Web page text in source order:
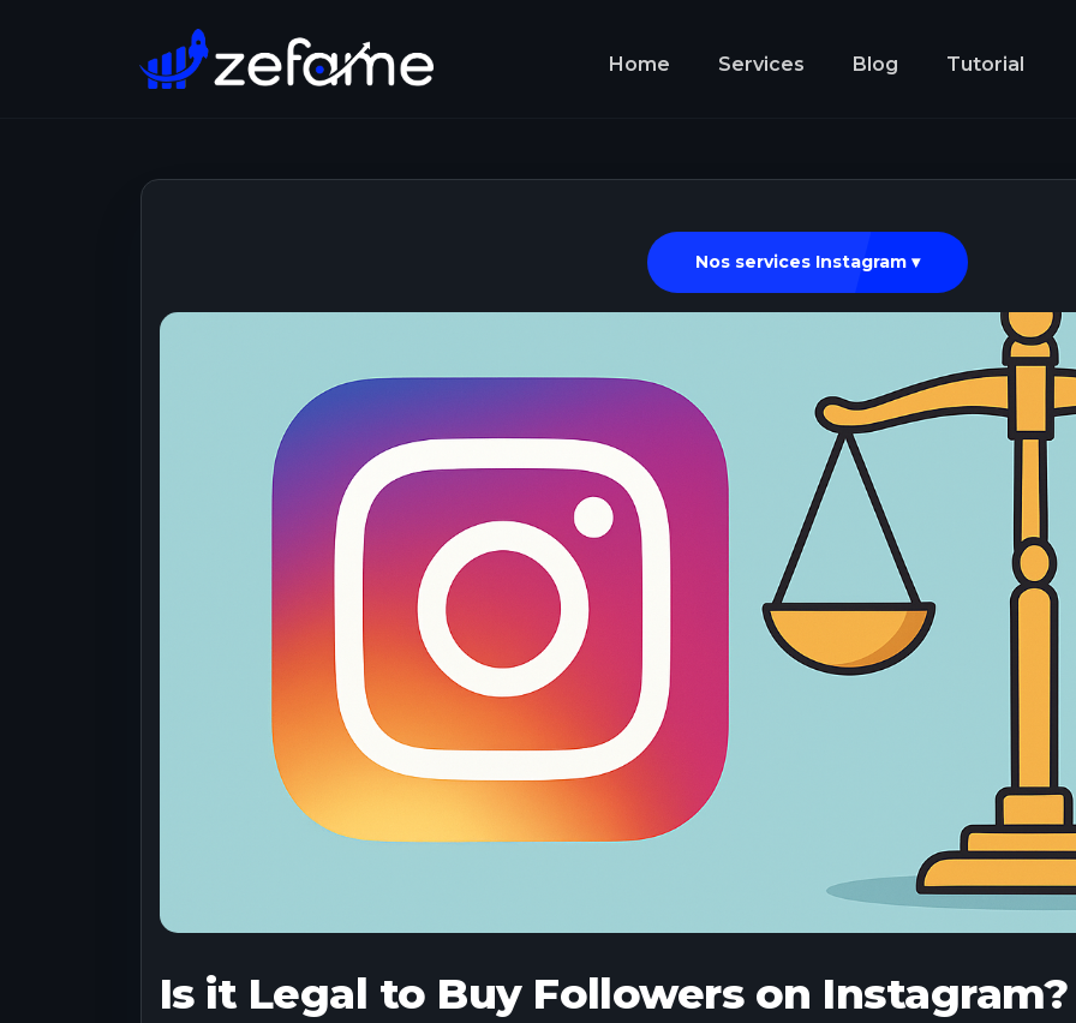
Home Services Blog Tutorial
Nos services Instagram ▾
Is it Legal to Buy Followers on Instagram?